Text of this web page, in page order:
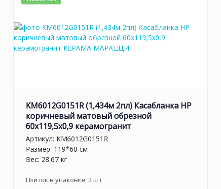
KM6012G0151R (1,434м 2пл) Касабланка HP
коричневый матовый обрезной
60x119,5x0,9 керамогранит
Артикул: KM6012G0151R
Размер: 119*60 см
Вес: 28.67 кг
Плиток в упаковке: 2шт